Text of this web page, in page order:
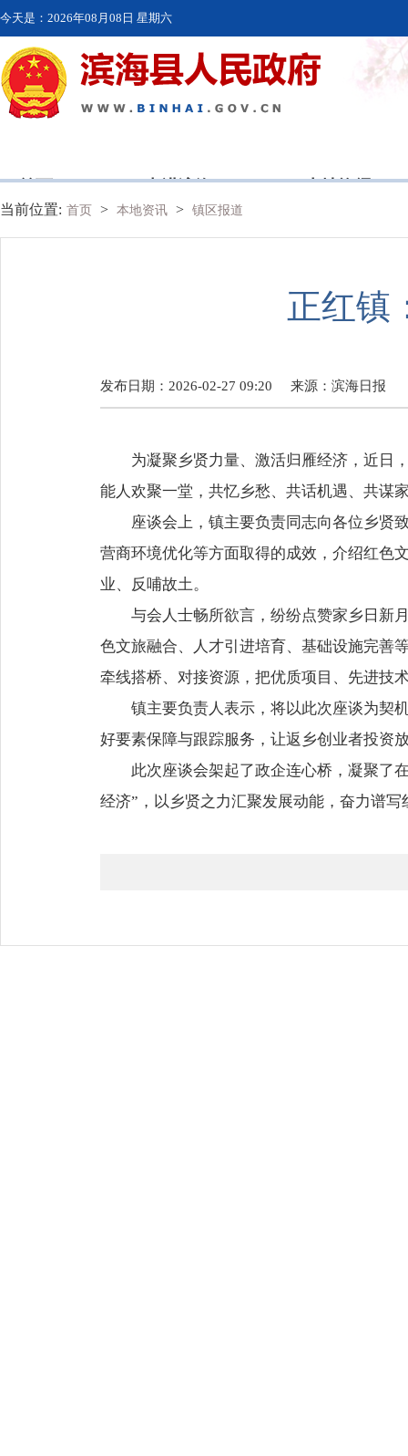
今天是： 2026年08月08日 星期六
首页 走进滨海 本地资讯
当前位置: 首页 > 本地资讯 > 镇区报道
正红镇
发布日期：2026-02-27 09:20 来源： 滨海日报
为凝聚乡贤力量、激活归雁经济，近日
能人欢聚一堂，共忆乡愁、共话机遇、共谋
座谈会上，镇主要负责同志向各位乡贤
营商环境优化等方面取得的成效，介绍红色
业、反哺故土。
与会人士畅所欲言，纷纷点赞家乡日新
色文旅融合、人才引进培育、基础设施完善
牵线搭桥、对接资源，把优质项目、先进技
镇主要负责人表示，将以此次座谈为契
好要素保障与跟踪服务，让返乡创业者投资
此次座谈会架起了政企连心桥，凝聚了
经济”，以乡贤之力汇聚发展动能，奋力谱